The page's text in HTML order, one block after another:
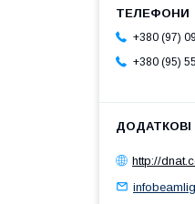
+380 (97)
+380 (95)
http://